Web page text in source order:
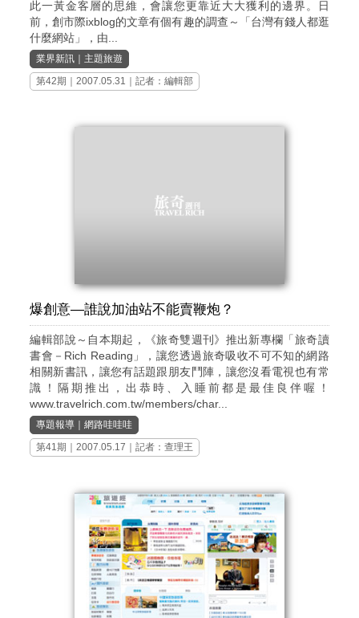
此一黃金客層的思維，會讓您更靠近大大獲利的邊界。日
前，創市際ixblog的文章有個有趣的調查～「台灣有錢人都逛
什麼網站」，由...
業界新訊 ｜ 主題旅遊
第42期 ｜2007.05.31｜記者：編輯部
爆創意—誰說加油站不能賣鞭炮？
編輯部說～自本期起，《旅奇雙週刊》推出新專欄「旅奇讀
書會－Rich Reading」，讓您透過旅奇吸收不可不知的網路
相關新書訊，讓您有話題跟朋友鬥陣，讓您沒看電視也有常
識！隔期推出，出恭時、入睡前都是最佳良伴喔！
www.travelrich.com.tw/members/char...
專題報導 ｜網路哇哇哇
第41期 ｜2007.05.17｜記者：查理王